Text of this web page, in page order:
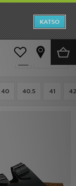
KATSO
Suodata
40 40.5 41 42